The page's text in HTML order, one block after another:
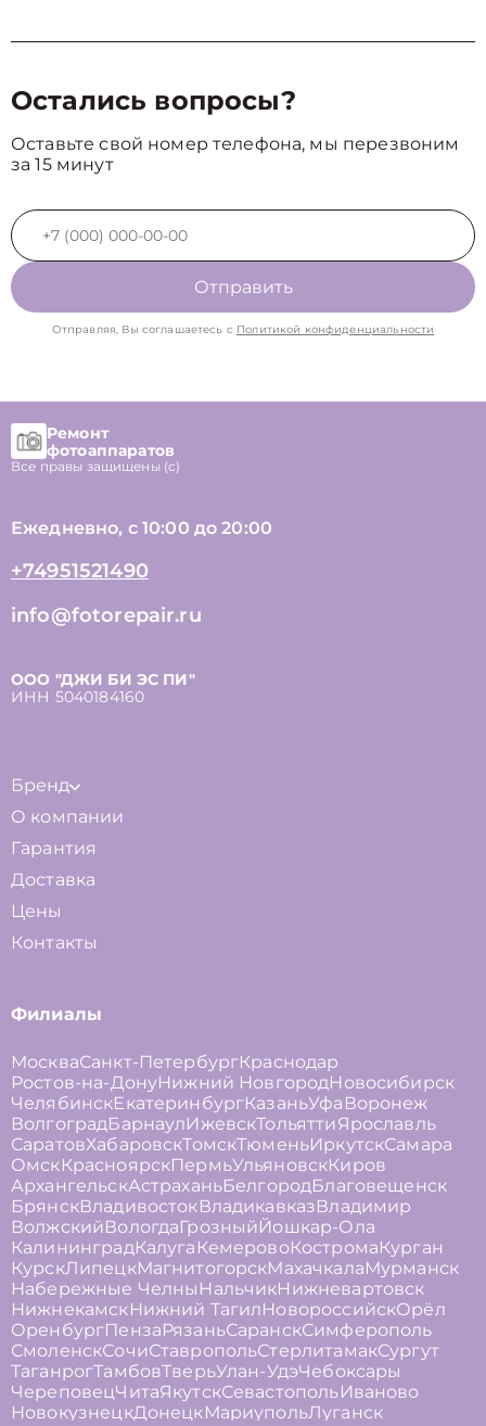
Остались вопросы?
Оставьте свой номер телефона, мы перезвоним
за 15 минут
Отправить
Отправляя, Вы соглашаетесь с Политикой конфиденциальности
Ремонт
фотоаппаратов
Все правы защищены (с)
Ежедневно, с 10:00 до 20:00
+74951521490
info@fotorepair.ru
ООО "ДЖИ БИ ЭС ПИ"
ИНН 5040184160
Бренд
О компании
Гарантия
Доставка
Цены
Контакты
Филиалы
МоскваСанкт-ПетербургКраснодар
Ростов-на-ДонуНижний НовгородНовосибирск
ЧелябинскЕкатеринбургКазаньУфа Воронеж
ВолгоградБарнаулИжевскТольяттиЯрославль
СаратовХабаровскТомскТюменьИркутскСамара
ОмскКрасноярскПермьУльяновскКиров
АрхангельскАстраханьБелгородБлаговещенск
БрянскВладивостокВладикавказВладимир
ВолжскийВологдаГрозныйЙошкар-Ола
КалининградКалуга КемеровоКостромаКурган
КурскЛипецкМагнитогорскМахачкалаМурманск
Набережные Челны НальчикНижневартовск
НижнекамскНижний ТагилНовороссийскОрёл
ОренбургПензаРязаньСаранскСимферополь
СмоленскСочиСтавропольСтерлитамакСургут
ТаганрогТамбовТверьУлан-УдэЧебоксары
ЧереповецЧитаЯкутскСевастопольИваново
НовокузнецкДонецкМариупольЛуганск